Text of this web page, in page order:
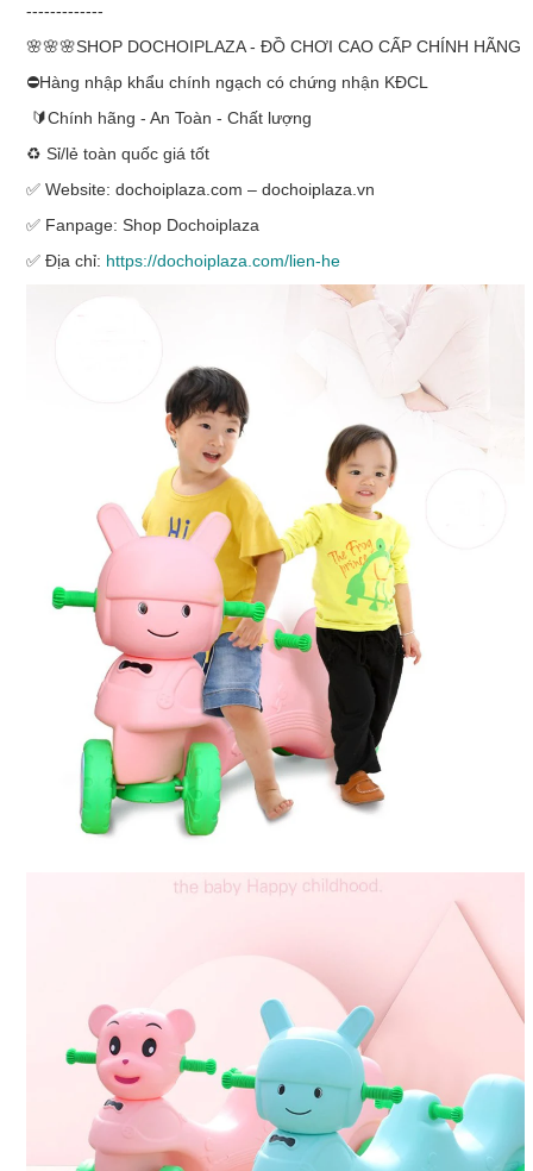
-------------
🌸🌸🌸SHOP DOCHOIPLAZA - ĐỒ CHƠI CAO CẤP CHÍNH HÃNG
⛔Hàng nhập khẩu chính ngạch có chứng nhận KĐCL
🔰Chính hãng - An Toàn - Chất lượng
♻️ Sỉ/lẻ toàn quốc giá tốt
✅ Website: dochoiplaza.com – dochoiplaza.vn
✅ Fanpage: Shop Dochoiplaza
✅ Địa chỉ: https://dochoiplaza.com/lien-he